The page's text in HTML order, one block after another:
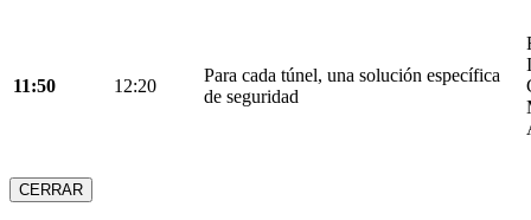
11:50 12:20
Para cada túnel, una solución específica
de seguridad
CERRAR